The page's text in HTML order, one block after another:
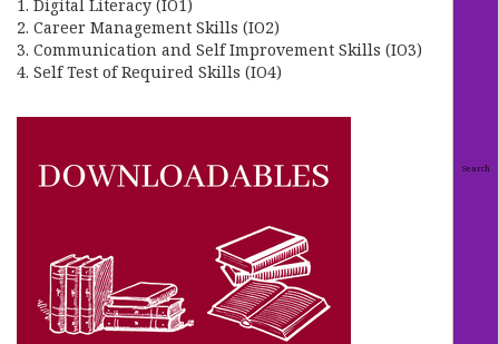
1. Digital Literacy (IO1)
2. Career Management Skills (IO2)
3. Communication and Self Improvement Skills (IO3)
4. Self Test of Required Skills (IO4)